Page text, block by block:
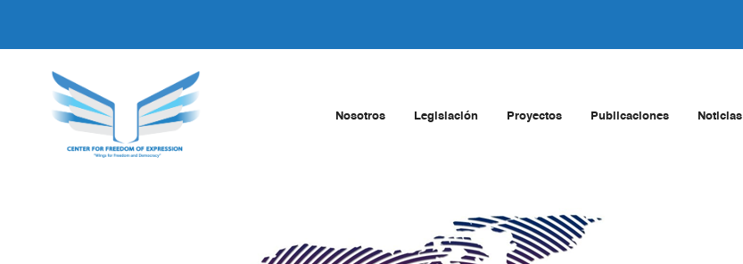
Nosotros Legislación Proyectos Publicaciones Noticias